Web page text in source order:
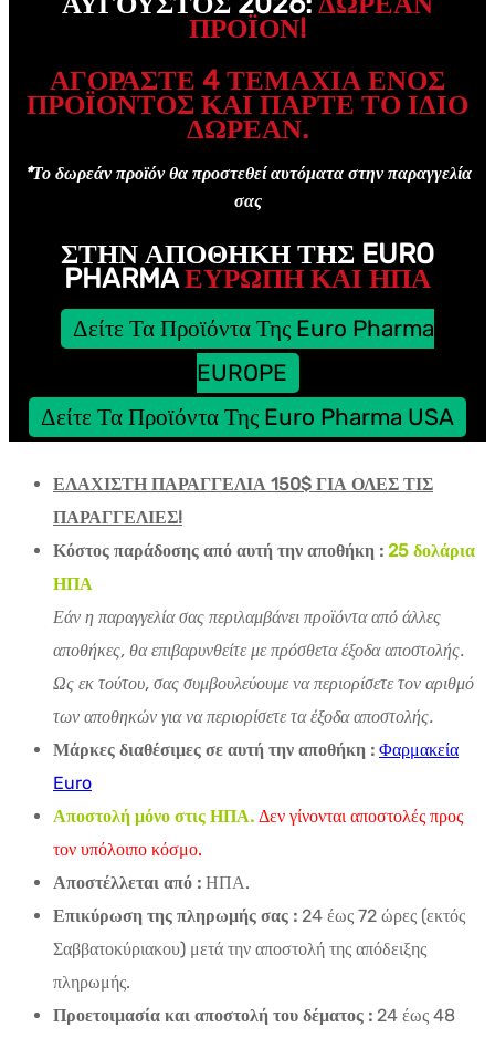
ΠΡΟΪΌΝ!
ΑΓΟΡΆΣΤΕ 4 ΤΕΜΆΧΙΑ ΕΝΌΣ
ΠΡΟΪΌΝΤΟΣ ΚΑΙ ΠΆΡΤΕ ΤΟ ΊΔΙΟ
ΔΩΡΕΑΝ.
*Το δωρεάν προϊόν θα προστεθεί αυτόματα στην παραγγελία
σας
ΣΤΗΝ ΑΠΟΘΉΚΗ ΤΗΣ EURO
PHARMAΕΥΡΩΠΗ ΚΑΙ ΗΠΑ
Δείτε Τα Προϊόντα Της Euro Pharma
EUROPE
Δείτε Τα Προϊόντα Της Euro Pharma USA
ΕΛΑΧΙΣΤΗ ΠΑΡΑΓΓΕΛΙΑ 150$ ΓΙΑ ΟΛΕΣ ΤΙΣ
ΠΑΡΑΓΓΕΛΙΕΣ!
Κόστος παράδοσης από αυτή την αποθήκη : 25 δολάρια
ΗΠΑ
Εάν η παραγγελία σας περιλαμβάνει προϊόντα από άλλες
αποθήκες, θα επιβαρυνθείτε με πρόσθετα έξοδα αποστολής.
Ως εκ τούτου, σας συμβουλεύουμε να περιορίσετε τον αριθμό
των αποθηκών για να περιορίσετε τα έξοδα αποστολής.
Μάρκες διαθέσιμες σε αυτή την αποθήκη : Φαρμακεία
Euro
Αποστολή μόνο στις ΗΠΑ. Δεν γίνονται αποστολές προς
τον υπόλοιπο κόσμο.
Αποστέλλεται από : ΗΠΑ.
Επικύρωση της πληρωμής σας : 24 έως 72 ώρες (εκτός
Σαββατοκύριακου) μετά την αποστολή της απόδειξης
πληρωμής.
Προετοιμασία και αποστολή του δέματος : 24 έως 48